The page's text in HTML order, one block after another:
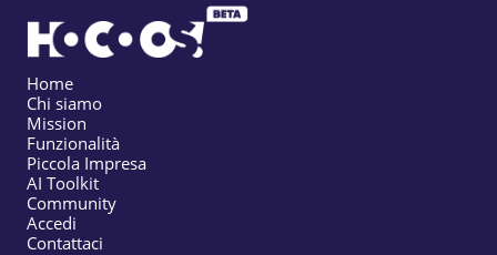
Home
Chi siamo
Mission
Funzionalità
Piccola Impresa
AI Toolkit
Community
Accedi
Contattaci